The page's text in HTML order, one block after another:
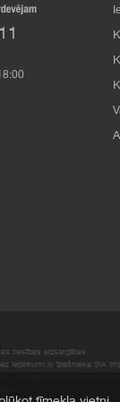
tiesības aizsargātas.
iepirkumi.lv īpašnieka SIA